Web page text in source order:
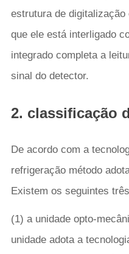
estrutura de
que ele está interligado
integrado completa a
sinal do detector.
2. classificação
De acordo com a
refrigeração método
Existem os seguintes
(1) a unidade opto-
unidade adota a